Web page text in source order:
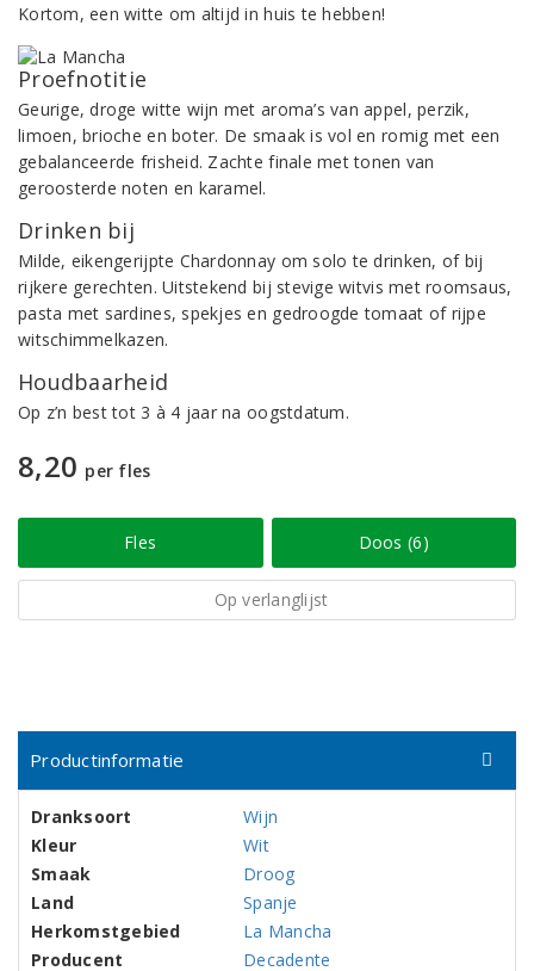
Kortom, een witte om altijd in huis te hebben!
Proefnotitie
Geurige, droge witte wijn met aroma’s van appel, perzik,
limoen, brioche en boter. De smaak is vol en romig met een
gebalanceerde frisheid. Zachte finale met tonen van
geroosterde noten en karamel.
Drinken bij
Milde, eikengerijpte Chardonnay om solo te drinken, of bij
rijkere gerechten. Uitstekend bij stevige witvis met roomsaus,
pasta met sardines, spekjes en gedroogde tomaat of rijpe
witschimmelkazen.
Houdbaarheid
Op z’n best tot 3 à 4 jaar na oogstdatum.
8,20 per fles
Fles Doos (6)
Op verlanglijst
Productinformatie
Dranksoort
Wijn
Kleur
Wit
Smaak
Droog
Land
Spanje
Herkomstgebied
La Mancha
Producent
Decadente